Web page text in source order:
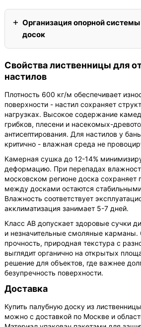
Организация опорной
досок
Свойства лиственницы для
настилов
Плотность 600 кг/м обеспечивает
поверхности - настил сохраняет
нагрузках. Высокое содержание
грибков, плесени и насекомых-
антисептирования. Для настилов у
критично - влажная среда не
Камерная сушка до 12-14%
деформацию. При перепадах
московском регионе доска сохраняет
между досками остаются
Влажность соответствует
акклиматизация занимает 5-7 дней.
Класс АВ допускает здоровые сучки
и незначительные смоляные
прочность, природная текстура с
выглядит органично на открытых
решение для объектов, где важнее
безупречность поверхности.
Доставка
Купить палубную доску из
можно с доставкой по Москве и